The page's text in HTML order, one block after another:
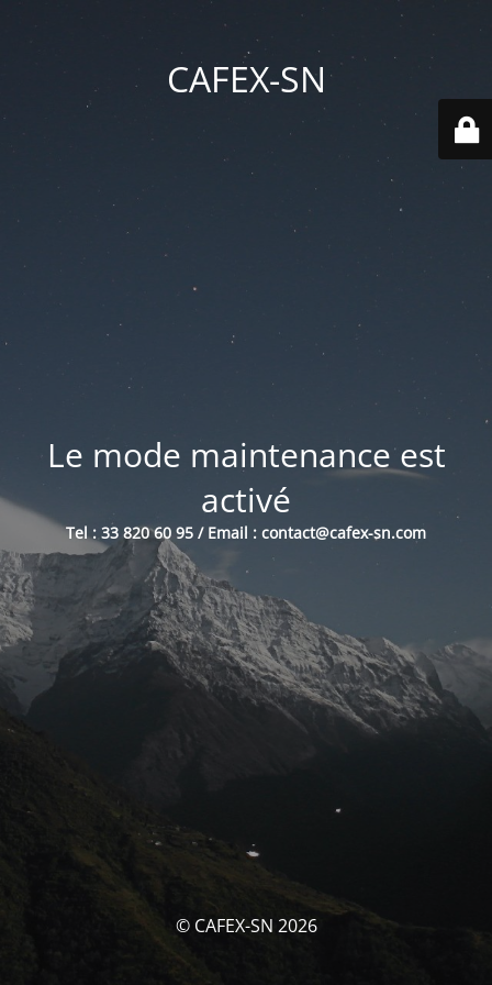
CAFEX-SN
Le mode maintenance est
activé
Tel : 33 820 60 95 / Email : contact@cafex-sn.com
© CAFEX-SN 2026